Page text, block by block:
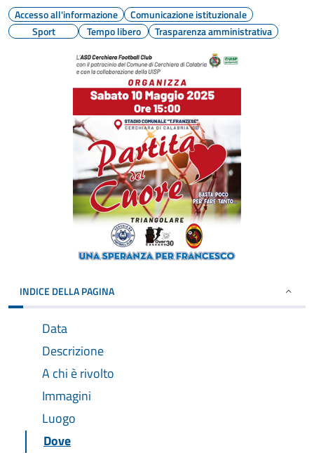
Accesso all'informazione
Comunicazione istituzionale
Sport
Tempo libero Trasparenza amministrativa
INDICE DELLA PAGINA
Data
Descrizione
A chi è rivolto
Immagini
Luogo
Dove